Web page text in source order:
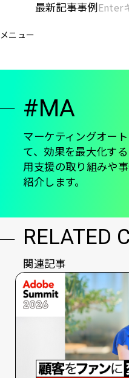
ン
ン
メニュー
[KC]
ー
メ
イ
最新記事事例
#MA
マーケティングオー
て、効果を最大化す
用支援の取り組みや
紹介します。
RELATED
関連記事